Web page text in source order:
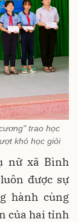
trao học
khó học giỏi
nữ xã Bình
được sự
hành cùng
của hai tỉnh